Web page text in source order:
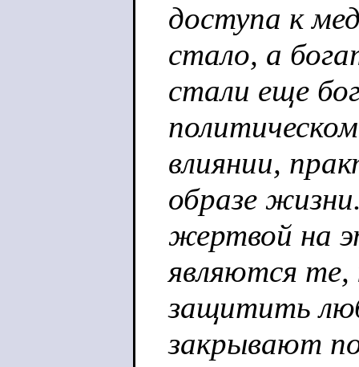
доступа к
стало, а
стали еще
влиянии,
образе
жертвой на
являются
защитить
закрывают